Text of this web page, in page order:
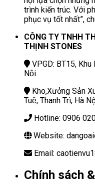
trình kiến trúc. Với
phục vụ tốt nhất”,
CÔNG TY TNHH
THỊNH STONES
VPGD: BT15,
Nội
Kho,Xưởng Sản
Tuệ, Thanh Trì, Hà
Hotline: 0906
Website:
Email:
Chính sách